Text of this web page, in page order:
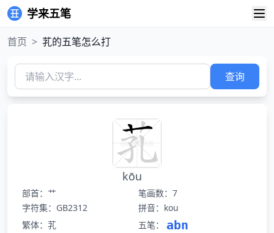
学来五笔
首页 > 芤的五笔怎么打
查询
kōu
部首：艹
笔画数：7
字符集：GB2312
拼音：kou
繁体：芤
五笔： abn